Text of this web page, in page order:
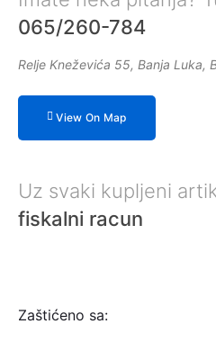
065/260-784
Relje Kneževića 55, Banja Luka,
View On Map
Uz svaki kupljeni
fiskalni racun
Zaštićeno sa: